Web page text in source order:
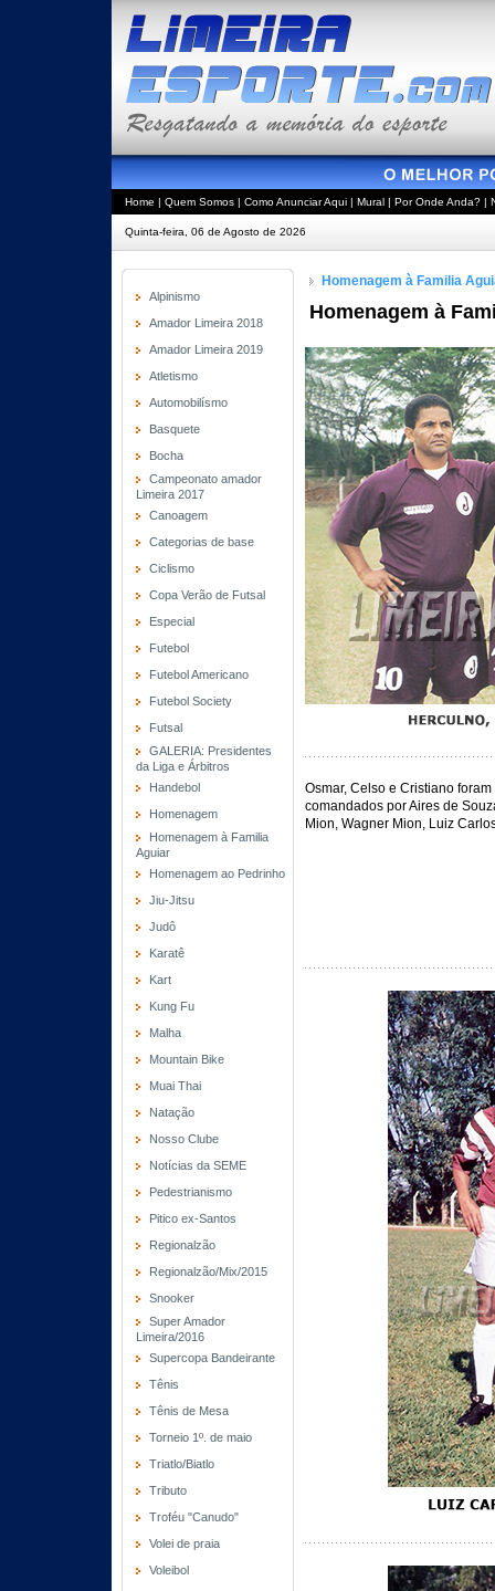
Home | Quem Somos | Como Anunciar Aqui | Mural | Por Onde Anda? |
Quinta-feira, 06 de Agosto de 2026
Alpinismo
Amador Limeira 2018
Amador Limeira 2019
Atletismo
Automobilísmo
Basquete
Bocha
Campeonato amador
Limeira 2017
Canoagem
Categorias de base
Ciclismo
Copa Verão de Futsal
Especial
Futebol
Futebol Americano
Futebol Society
Futsal
GALERIA: Presidentes
da Liga e Árbitros
Handebol
Homenagem
Homenagem à Familia
Aguiar
Homenagem ao Pedrinho
Jiu-Jitsu
Judô
Karatê
Kart
Kung Fu
Malha
Mountain Bike
Muai Thai
Natação
Nosso Clube
Notícias da SEME
Pedestrianismo
Pitico ex-Santos
Regionalzão
Regionalzão/Mix/2015
Snooker
Super Amador
Limeira/2016
Supercopa Bandeirante
Tênis
Tênis de Mesa
Torneio 1º. de maio
Triatlo/Biatlo
Tributo
Troféu "Canudo"
Volei de praia
Voleibol
Homenagem à Familia
Homenagem à
Osmar, Celso e Cristiano
comandados por Aires de
Mion, Wagner Mion, Luiz